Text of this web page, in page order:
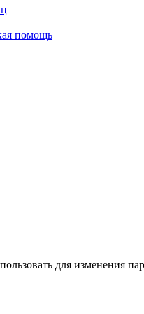
помощь
для изменения